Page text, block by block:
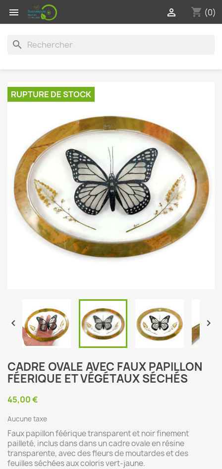
 shopping_cart (0)

search
RUPTURE DE STOCK
 
CADRE OVALE AVEC FAUX PAPILLON
FÉERIQUE ET VÉGÉTAUX SÉCHÉS
45,00 €
Aucune taxe
Faux papillon féérique transparent et noir finement
pailleté, inclus dans dans un cadre ovale en résine
transparente, avec des fleurs de moutardes et des
feuilles séchées aux coloris vert-jaune.